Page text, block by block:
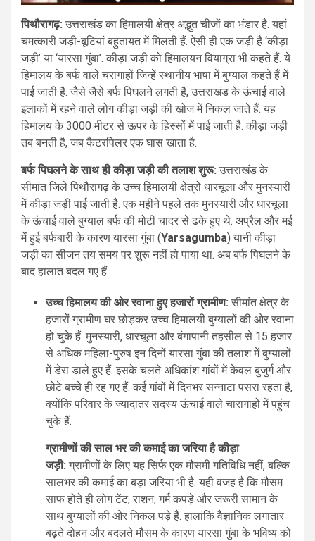
पिथौरागढ़: उत्तराखंड का हिमालयी क्षेत्र अद्भुत चीजों का भंडार है. यहां
चमत्कारी जड़ी-बूटियां बहुतायत में मिलती हैं. ऐसी ही एक जड़ी है ‘कीड़ा
जड़ी’ या ‘यारसा गुंबा’. कीड़ा जड़ी को हिमालयन वियाग्रा भी कहते हैं. ये
हिमालय के बर्फ वाले चरागाहों जिन्हें स्थानीय भाषा में बुग्याल कहते हैं में
पाई जाती है. जैसे जैसे बर्फ पिघलने लगती है, उत्तराखंड के ऊंचाई वाले
इलाकों में रहने वाले लोग कीड़ा जड़ी की खोज में निकल जाते हैं. यह
हिमालय के 3000 मीटर से ऊपर के हिस्सों में पाई जाती है. कीड़ा जड़ी
तब बनती है, जब कैटरपिलर एक घास खाता है.
बर्फ पिघलने के साथ ही कीड़ा जड़ी की तलाश शुरू: उत्तराखंड के
सीमांत जिले पिथौरागढ़ के उच्च हिमालयी क्षेत्रों धारचूला और मुनस्यारी
में कीड़ा जड़ी पाई जाती है. एक महीने पहले तक मुनस्यारी और धारचूला
के ऊंचाई वाले बुग्याल बर्फ की मोटी चादर से ढके हुए थे. अप्रैल और मई
में हुई बर्फबारी के कारण यारसा गुंबा (Yarsagumba) यानी कीड़ा
जड़ी का सीजन तय समय पर शुरू नहीं हो पाया था. अब बर्फ पिघलने के
बाद हालात बदल गए हैं.
उच्च हिमालय की ओर रवाना हुए हजारों ग्रामीण: सीमांत क्षेत्र के
हजारों ग्रामीण घर छोड़कर उच्च हिमालयी बुग्यालों की ओर रवाना
हो चुके हैं. मुनस्यारी, धारचूला और बंगापानी तहसील से 15 हजार
से अधिक महिला-पुरुष इन दिनों यारसा गुंबा की तलाश में बुग्यालों
में डेरा डाले हुए हैं. इसके चलते अधिकांश गांवों में केवल बुजुर्ग और
छोटे बच्चे ही रह गए हैं. कई गांवों में दिनभर सन्नाटा पसरा रहता है,
क्योंकि परिवार के ज्यादातर सदस्य ऊंचाई वाले चारागाहों में पहुंच
चुके हैं.
ग्रामीणों की साल भर की कमाई का जरिया है कीड़ा
जड़ी: ग्रामीणों के लिए यह सिर्फ एक मौसमी गतिविधि नहीं, बल्कि
सालभर की कमाई का बड़ा जरिया भी है. यही वजह है कि मौसम
साफ होते ही लोग टेंट, राशन, गर्म कपड़े और जरूरी सामान के
साथ बुग्यालों की ओर निकल पड़े हैं. हालांकि वैज्ञानिक लगातार
बढ़ते दोहन और बदलते मौसम के कारण यारसा गुंबा के भविष्य को